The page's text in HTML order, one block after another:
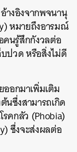
างอิงจากพจนานุ
หมายถึงอารมณ์
คนรู้สึกกังวลต่อ
ปวด หรือสิ่งไม่ดี
อกมาเพิ่มเติม
ซึ่งสามารถเกิด
คกลัว (Phobia)
ซึ่งจะส่งผลต่อ